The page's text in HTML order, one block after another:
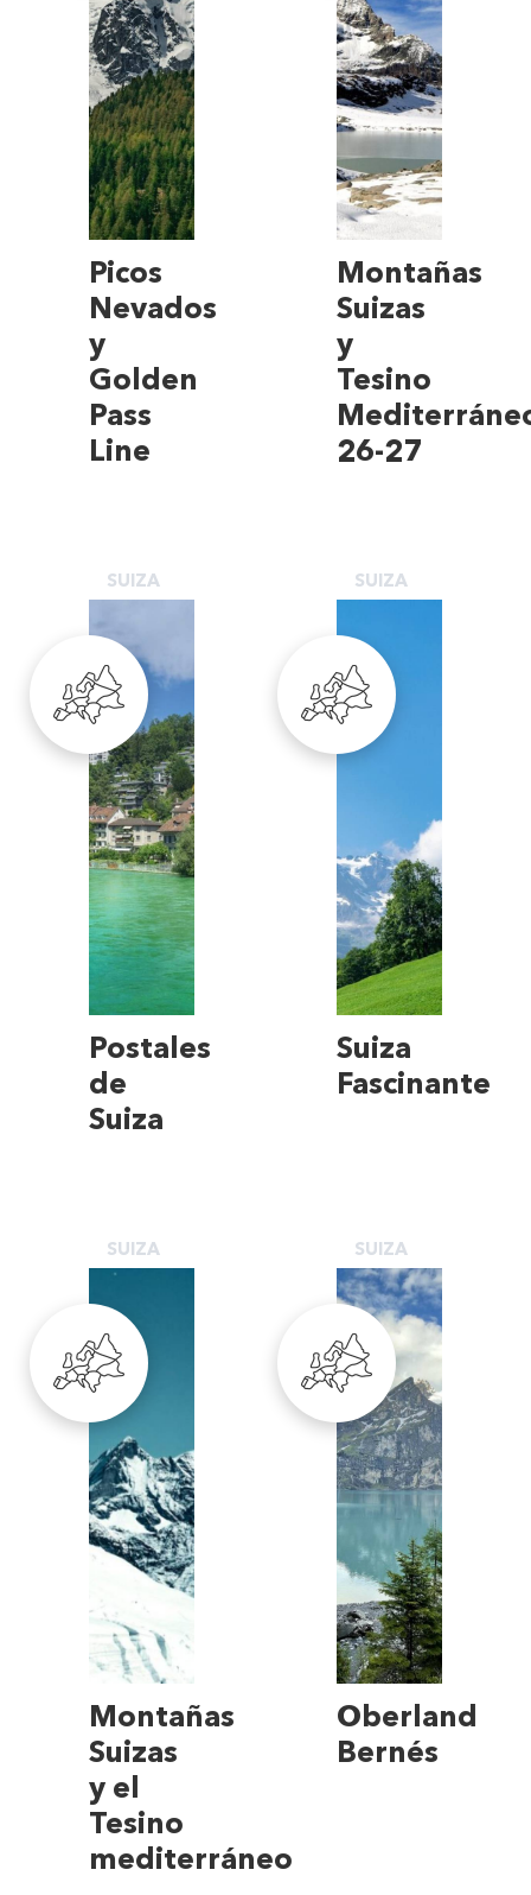
Picos
Nevados
y
Golden
Pass
Line
Montañas
Suizas
y
Tesino
26-27
SUIZA
Postales
de
Suiza
SUIZA
Suiza
Fascinante
SUIZA
Montañas
Suizas
y el
Tesino
mediterráneo
SUIZA
Oberland
Bernés